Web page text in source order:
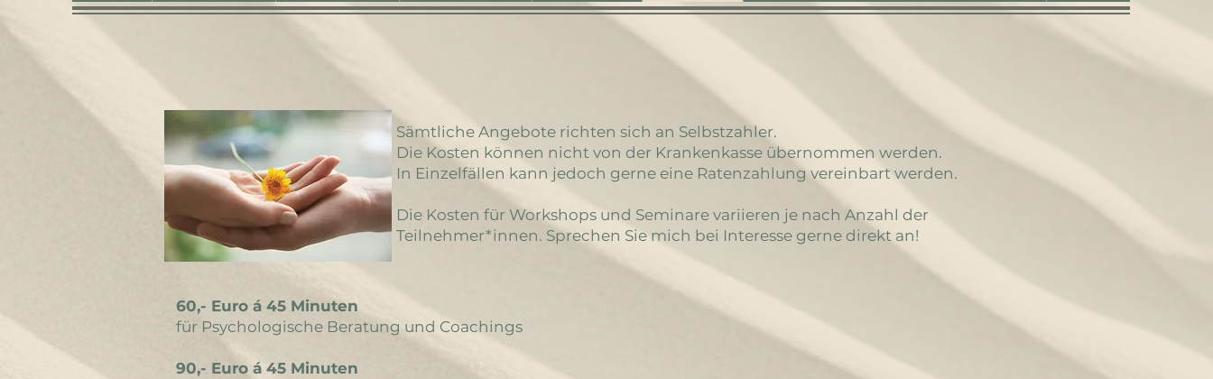
Sämtliche Angebote richten sich an Selbstzahler.
Die Kosten können nicht von der Krankenkasse übernommen werden.
In Einzelfällen kann jedoch gerne eine Ratenzahlung vereinbart werden.
Die Kosten für Workshops und Seminare variieren je nach Anzahl der
Teilnehmer*innen. Sprechen Sie mich bei Interesse gerne direkt an!
60,- Euro á 45 Minuten
für Psychologische Beratung und Coachings
90,- Euro á 45 Minuten